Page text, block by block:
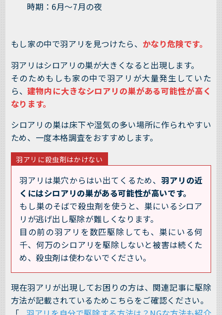
時期：6月～7月の夜
もし家の中で羽アリを見つけたら、 かなり危険です。
羽アリはシロアリの巣が大きくなると出現します。
そのためもしも家の中で羽アリが大量発生していた
ら、建物内に大きなシロアリの巣がある可能性が高く
なります。
シロアリの巣は床下や湿気の多い場所に作られやすい
ため、一度本格調査をおすすめします。
羽アリに殺虫剤はかけない
羽アリは巣穴からはい出てくるため、羽アリの近
くにはシロアリの巣がある可能性が高いです。
もし巣のそばで殺虫剤を使うと、巣にいるシロア
リが逃げ出し駆除が難しくなります。
目の前の羽アリを数匹駆除しても、巣にいる何
千、何万のシロアリを駆除しないと被害は続くた
め、殺虫剤は使わないでください。
現在羽アリが出現してお困りの方は、関連記事に駆除
方法が記載されているためこちらをご確認ください。